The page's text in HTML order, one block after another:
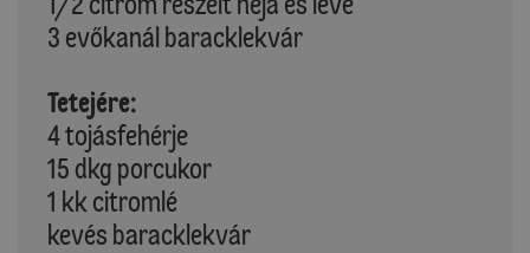
3 evőkanál baracklekvár
Tetejére:
4 tojásfehérje
15 dkg porcukor
1 kk citromlé
kevés baracklekvár